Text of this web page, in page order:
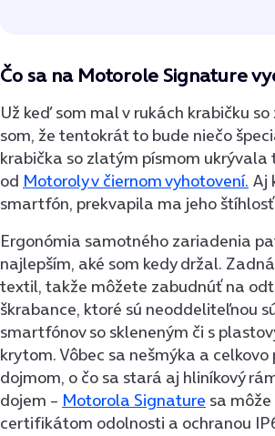
Čo sa na Motorole Signature
Už keď som mal v rukách krabičku
som, že tentokrát to bude niečo
krabička so zlatým písmom
od Motoroly v čiernom vyhotovení. Aj
smartfón, prekvapila ma jeho
Ergonómia samotného zariadenia
najlepším, aké som kedy držal.
textil, takže môžete zabudnúť na
škrabance, ktoré sú neoddeliteľnou
smartfónov so skleneným či s
krytom. Vôbec sa nešmýka a
dojmom, o čo sa stará aj hliníkový
dojem – Motorola Signature sa
certifikátom odolnosti a ochranou